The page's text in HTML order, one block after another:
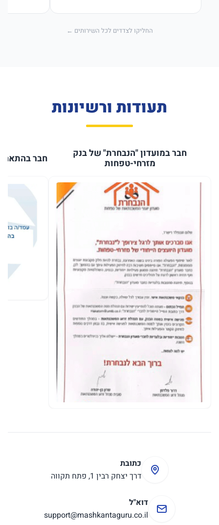
החליקו לצדדים לכל השירותים ←
תעודות ורשיונות
חבר במועדון "הנבחרת" של בנק
מזרחי-טפחות חבר
כתובת
דרך יצחק רבין 1, פתח תקווה
דוא"ל
support@mashkantaguru.co.il